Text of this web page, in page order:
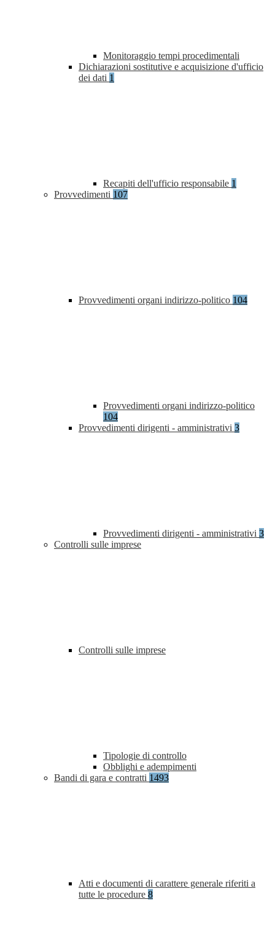
Monitoraggio tempi procedimentali
Dichiarazioni sostitutive e acquisizione d'ufficio
dei dati 1
Recapiti dell'ufficio responsabile 1
Provvedimenti 107
Provvedimenti organi indirizzo-politico 104
Provvedimenti organi indirizzo-politico
104
Provvedimenti dirigenti - amministrativi 3
Provvedimenti dirigenti - amministrativi 3
Controlli sulle imprese
Controlli sulle imprese
Tipologie di controllo
Obblighi e adempimenti
Bandi di gara e contratti 1493
Atti e documenti di carattere generale riferiti a
tutte le procedure 8